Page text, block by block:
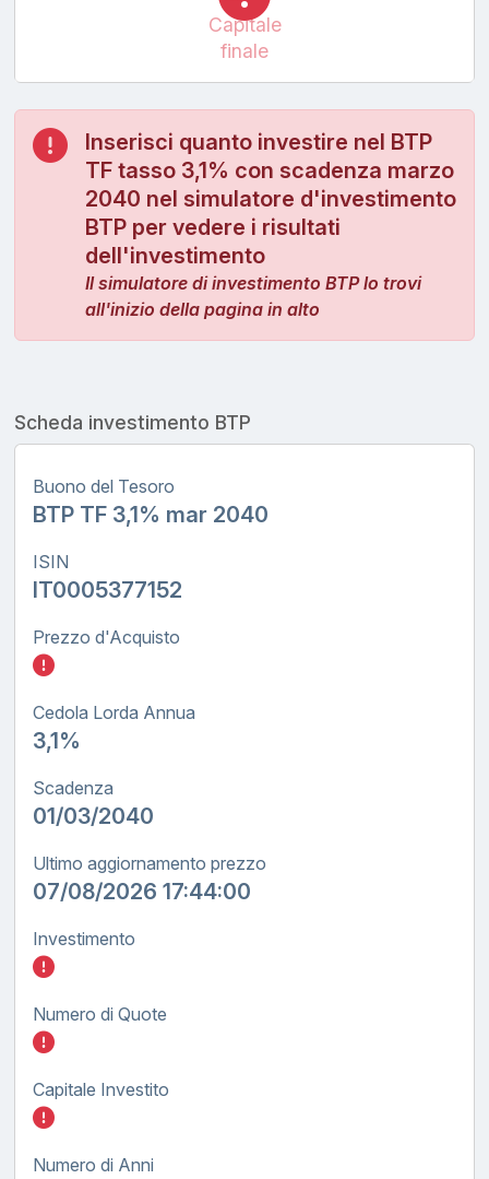
Capitale
finale
Inserisci quanto investire nel BTP
TF tasso 3,1% con scadenza marzo
2040 nel simulatore d'investimento
BTP per vedere i risultati
dell'investimento
Il simulatore di investimento BTP lo trovi
all'inizio della pagina in alto
Scheda investimento BTP
Buono del Tesoro
BTP TF 3,1% mar 2040
ISIN
IT0005377152
Prezzo d'Acquisto
Inserisci quanto investire nel BTP TF
Cedola Lorda Annua
3,1%
Scadenza
01/03/2040
Ultimo aggiornamento prezzo
07/08/2026 17:44:00
Investimento
Inserisci quanto investire nel BTP TF
Numero di Quote
Inserisci quanto investire nel BTP TF
Capitale Investito
Inserisci quanto investire nel BTP TF
Numero di Anni